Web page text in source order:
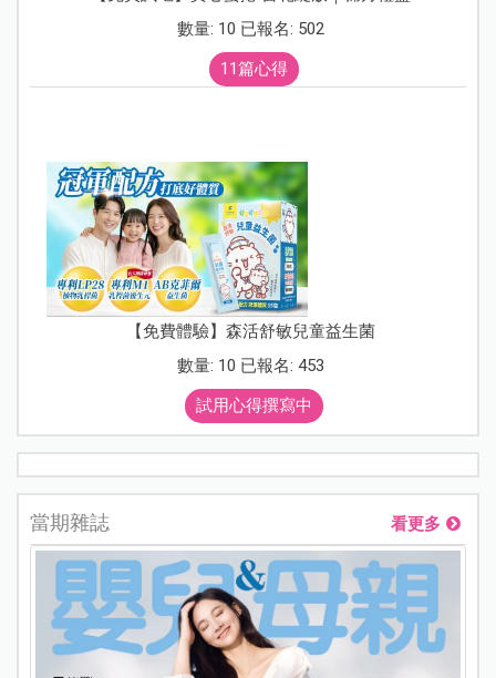
數量: 10 已報名: 502
11篇心得
【免費體驗】森活舒敏兒童益生菌
數量: 10 已報名: 453
試用心得撰寫中
當期雜誌 看更多